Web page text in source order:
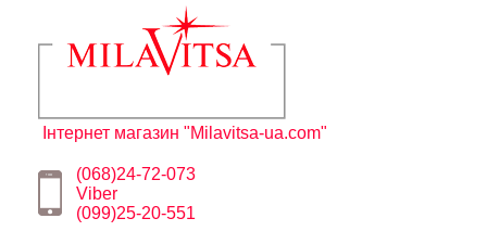
Інтернет магазин "Milavitsa-ua.com"
(068)24-72-073
Viber
(099)25-20-551